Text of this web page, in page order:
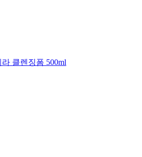
클렌징폼 500ml